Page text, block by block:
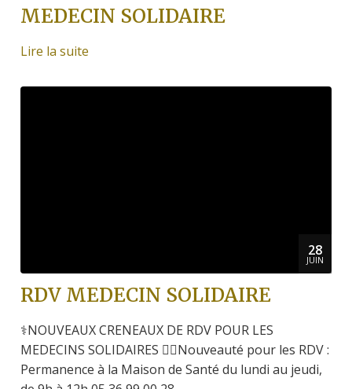
MEDECIN SOLIDAIRE
Lire la suite
28
JUIN
RDV MEDECIN SOLIDAIRE
⚕NOUVEAUX CRENEAUX DE RDV POUR LES
MEDECINS SOLIDAIRES 👩‍⚕Nouveauté pour les RDV :
Permanence à la Maison de Santé du lundi au jeudi,